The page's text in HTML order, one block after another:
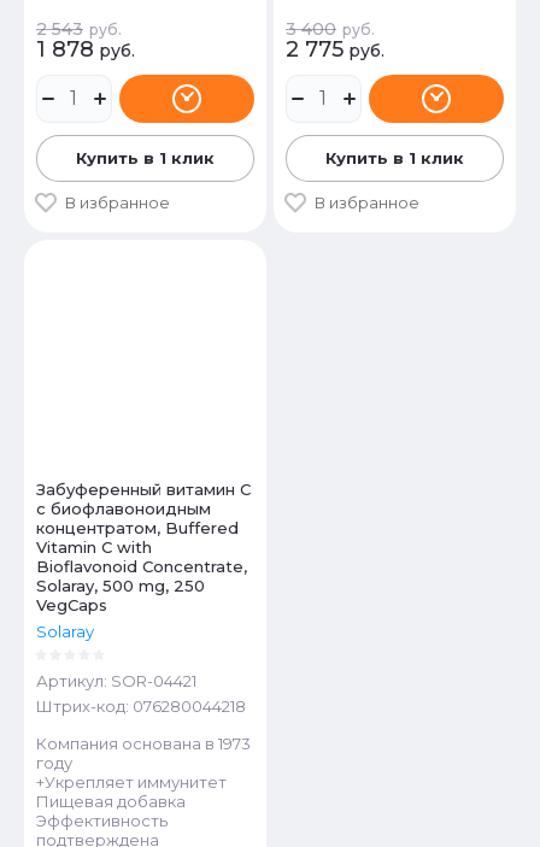
2 543 руб.
1 878 руб.
Купить в 1 клик
В избранное
3 400 руб.
2 775 руб.
Купить в 1 клик
В избранное
Забуференный витамин С
с биофлавоноидным
концентратом, Buffered
Vitamin C with
Bioflavonoid Concentrate,
Solaray, 500 mg, 250
VegCaps
Solaray
Артикул: SOR-04421
Штрих-код: 076280044218
Компания основана в 1973
году
+Укрепляет иммунитет
Пищевая добавка
Эффективность
подтверждена